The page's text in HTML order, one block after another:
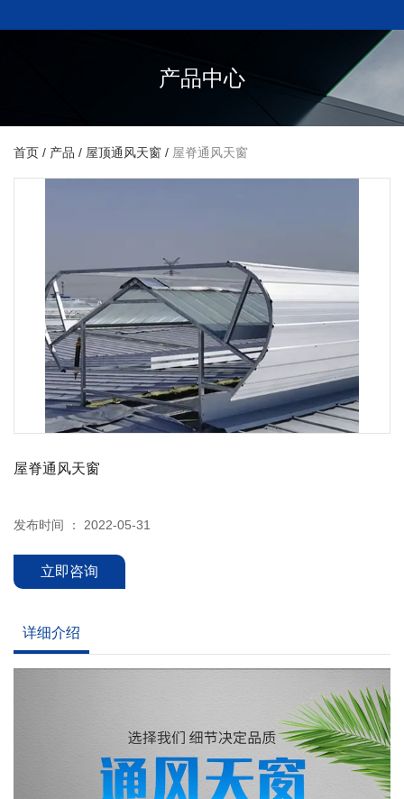
产品中心
首页 / 产品 / 屋顶通风天窗 / 屋脊通风天窗
屋脊通风天窗
发布时间 ： 2022-05-31
立即咨询
详细介绍